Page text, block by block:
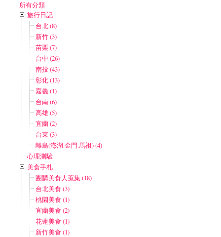
所有分類
旅行日記
台北 (8)
新竹 (3)
苗栗 (7)
台中 (26)
南投 (43)
彰化 (13)
嘉義 (1)
台南 (6)
高雄 (5)
宜蘭 (2)
台東 (3)
離島(澎湖.金門.馬祖) (4)
心理測驗
美食手札
團購美食大蒐集 (18)
台北美食 (3)
桃園美食 (1)
宜蘭美食 (2)
花蓮美食 (1)
新竹美食 (1)